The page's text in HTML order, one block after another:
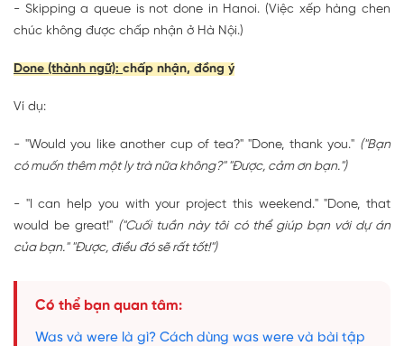
- Skipping a queue is not done in Hanoi. (Việc xếp hàng chen
chúc không được chấp nhận ở Hà Nội.)
Done (thành ngữ): chấp nhận, đồng ý
Ví dụ:
- "Would you like another cup of tea?" "Done, thank you." ("Bạn
có muốn thêm một ly trà nữa không?" "Được, cảm ơn bạn.")
- "I can help you with your project this weekend." "Done, that
would be great!" ("Cuối tuần này tôi có thể giúp bạn với dự án
của bạn." "Được, điều đó sẽ rất tốt!")
Có thể bạn quan tâm:
Was và were là gì? Cách dùng was were và bài tập